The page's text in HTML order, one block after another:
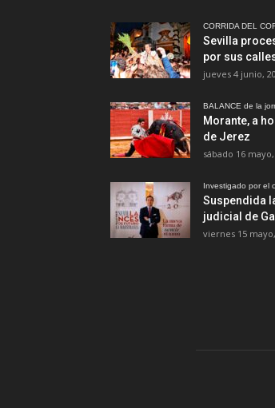
CORRIDA DEL
Sevilla
por sus
jueves 4 junio,
BALANCE de la
Morante, a
de Jerez
sábado 16
Investigado por el
Suspendida
judicial de
viernes 15